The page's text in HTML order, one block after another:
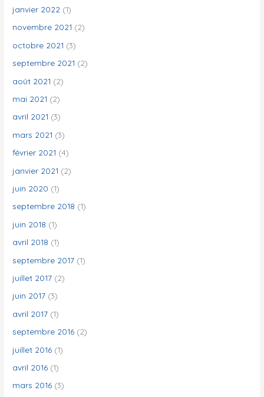
janvier 2022 (1)
novembre 2021 (2)
octobre 2021 (3)
septembre 2021 (2)
août 2021 (2)
mai 2021 (2)
avril 2021 (3)
mars 2021 (3)
février 2021 (4)
janvier 2021 (2)
juin 2020 (1)
septembre 2018 (1)
juin 2018 (1)
avril 2018 (1)
septembre 2017 (1)
juillet 2017 (2)
juin 2017 (3)
avril 2017 (1)
septembre 2016 (2)
juillet 2016 (1)
avril 2016 (1)
mars 2016 (3)